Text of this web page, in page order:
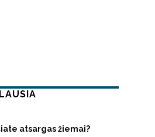
atsargas žiemai?